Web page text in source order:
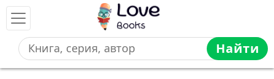
Найти